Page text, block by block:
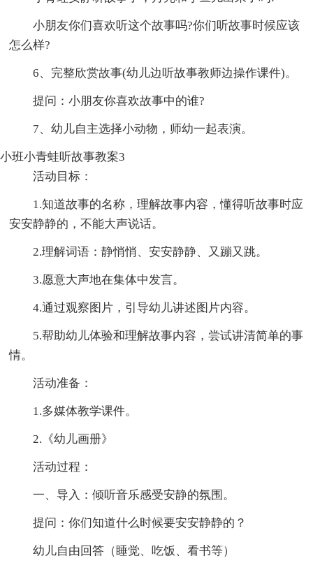
小朋友你们喜欢听这个故事吗?你们听故事时候应该
怎么样?
6、完整欣赏故事(幼儿边听故事教师边操作课件)。
提问：小朋友你喜欢故事中的谁?
7、幼儿自主选择小动物，师幼一起表演。
小班小青蛙听故事教案3
活动目标：
1.知道故事的名称，理解故事内容，懂得听故事时应
安安静静的，不能大声说话。
2.理解词语：静悄悄、安安静静、又蹦又跳。
3.愿意大声地在集体中发言。
4.通过观察图片，引导幼儿讲述图片内容。
5.帮助幼儿体验和理解故事内容，尝试讲清简单的事
情。
活动准备：
1.多媒体教学课件。
2.《幼儿画册》
活动过程：
一、导入：倾听音乐感受安静的氛围。
提问：你们知道什么时候要安安静静的？
幼儿自由回答（睡觉、吃饭、看书等）